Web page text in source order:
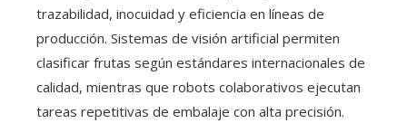
trazabilidad, inocuidad y eficiencia en líneas de
producción. Sistemas de visión artificial permiten
clasificar frutas según estándares internacionales de
calidad, mientras que robots colaborativos ejecutan
tareas repetitivas de embalaje con alta precisión.